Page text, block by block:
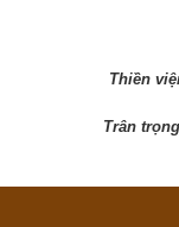
Thiền
Trân